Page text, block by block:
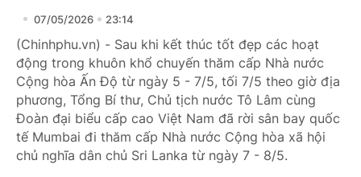
07/05/2026 23:14
(Chinhphu.vn) - Sau khi kết thúc tốt đẹp các hoạt
động trong khuôn khổ chuyến thăm cấp Nhà nước
Cộng hòa Ấn Độ từ ngày 5 - 7/5, tối 7/5 theo giờ địa
phương, Tổng Bí thư, Chủ tịch nước Tô Lâm cùng
Đoàn đại biểu cấp cao Việt Nam đã rời sân bay quốc
tế Mumbai đi thăm cấp Nhà nước Cộng hòa xã hội
chủ nghĩa dân chủ Sri Lanka từ ngày 7 - 8/5.